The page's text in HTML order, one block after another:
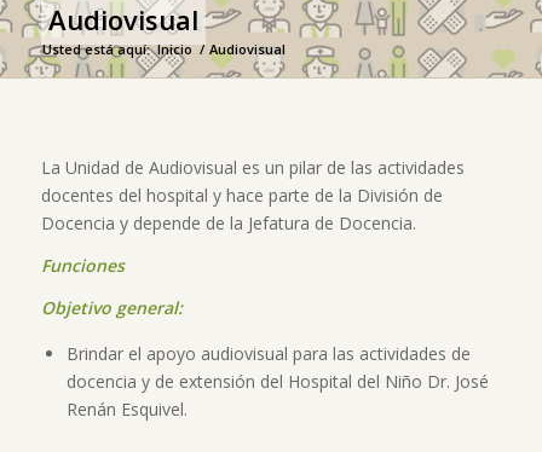
Audiovisual
Usted está aquí: Inicio / Audiovisual
La Unidad de Audiovisual es un pilar de las actividades
docentes del hospital y hace parte de la División de
Docencia y depende de la Jefatura de Docencia.
Funciones
Objetivo general:
Brindar el apoyo audiovisual para las actividades de
docencia y de extensión del Hospital del Niño Dr. José
Renán Esquivel.